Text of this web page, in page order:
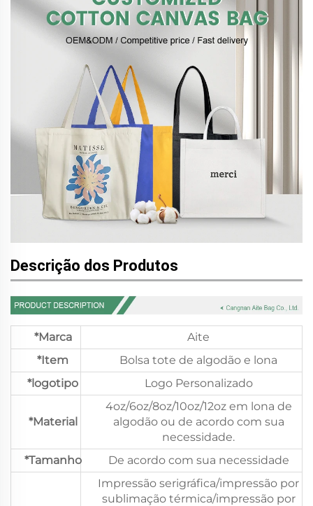
Descrição dos Produtos
*Marca
Aite
*Item
Bolsa tote de algodão e lona
*logotipo
Logo Personalizado
*Material
4oz/6oz/8oz/10oz/12oz em lona de
algodão ou de acordo com sua
necessidade.
*Tamanho
De acordo com sua necessidade
Impressão serigráfica/impressão por
sublimação térmica/impressão por